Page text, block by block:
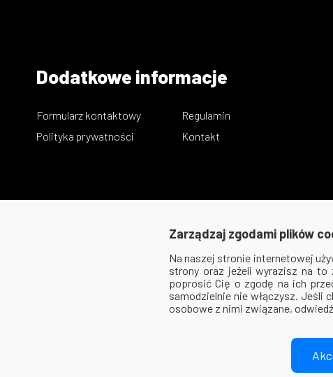
Dodatkowe informacje
Formularz kontaktowy
Polityka prywatności
Regulamin
Kontakt
Zarządzaj zgodami plików
Na naszej stronie internetowej
strony oraz jeżeli wyrazisz na to
poprosić Cię o zgodę na ich
samodzielnie nie włączysz. Jeśli
osobowe z nimi związane,